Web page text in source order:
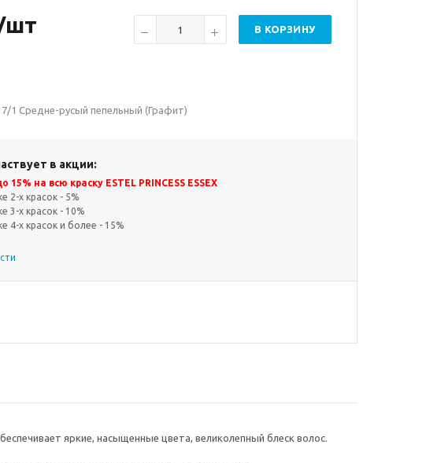
шт В КОРЗИНУ
7/1 Средне-русый пепельный (Графит)
в акции:
на всю краску ESTEL PRINCESS ESSEX
2-х красок - 5%
3-х красок - 10%
4-х красок и более - 15%
яркие, насыщенные цвета, великолепный блеск волос.